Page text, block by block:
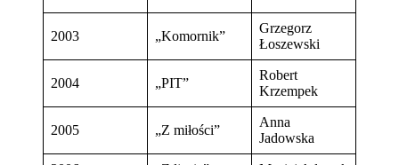
2003 „Komornik”
Grzegorz
Łoszewski
2004 „PIT”
Robert
Krzempek
2005 „Z miłości”
Anna
Jadowska